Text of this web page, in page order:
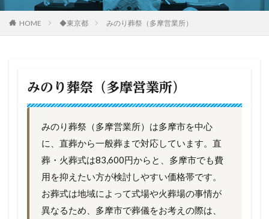
HOME ◆東京都 みのり葬祭（多摩営業所）
みのり葬祭（多摩営業所）
みのり葬祭（多摩営業所）は多摩市を中心
に、直葬から一般葬まで対応しています。直
葬・火葬式は83,600円からと、多摩市でも費
用を抑えたい方が検討しやすい価格帯です。
お葬式は地域によって式場や火葬場の事情が
異なるため、多摩市で葬儀をお考えの際は、